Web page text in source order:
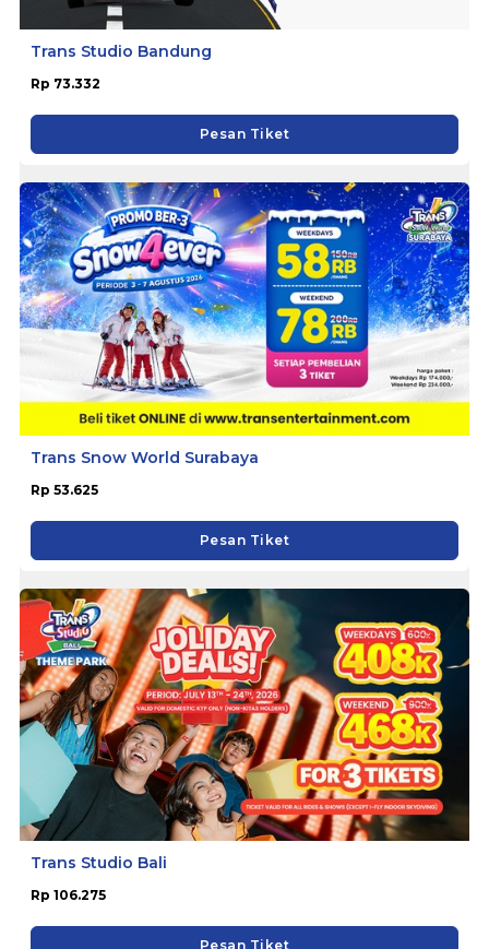
Trans Studio Bandung
Rp 73.332
Pesan Tiket
Trans Snow World Surabaya
Rp 53.625
Pesan Tiket
Trans Studio Bali
Rp 106.275
Pesan Tiket